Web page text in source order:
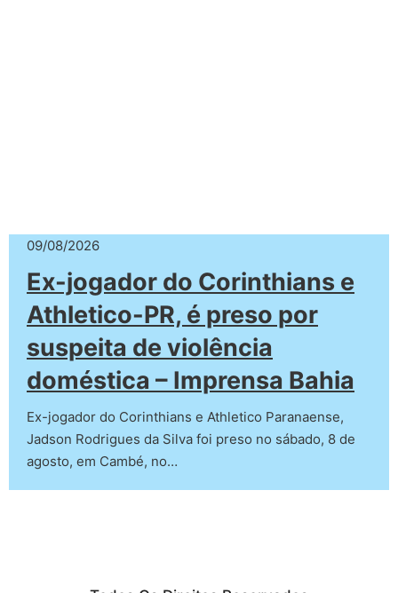
09/08/2026
Ex-jogador do Corinthians e
Athletico-PR, é preso por
suspeita de violência
doméstica – Imprensa Bahia
Ex-jogador do Corinthians e Athletico Paranaense,
Jadson Rodrigues da Silva foi preso no sábado, 8 de
agosto, em Cambé, no…